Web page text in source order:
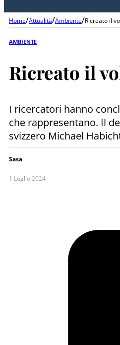
Home/Attualità/Ambiente/Ricreato il
AMBIENTE
Ricreato il
I ricercatori hanno
che rappresentano. Il
svizzero Michael
Sasa
1 Luglio 2024